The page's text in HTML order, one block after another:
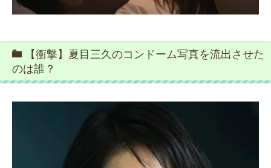
【衝撃】夏目三久のコンドーム写真を流出させた
のは誰？